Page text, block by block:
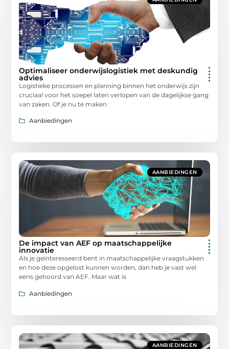
Optimaliseer onderwijslogistiek met deskundig
advies
Logistieke processen en planning binnen het onderwijs zijn
cruciaal voor het soepel laten verlopen van de dagelijkse gang
van zaken. Of je nu te maken
Aanbiedingen
AANBIEDINGEN
De impact van AEF op maatschappelijke
innovatie
Als je geïnteresseerd bent in maatschappelijke vraagstukken
en hoe deze opgelost kunnen worden, dan heb je vast wel
eens gehoord van AEF. Maar wat is
Aanbiedingen
AANBIEDINGEN